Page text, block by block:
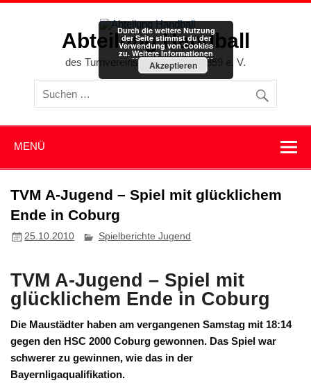
Zum
Abteilung Handball
des Turnvereins Memmingen 1859 e. V.
MENÜ
TVM A-Jugend – Spiel mit glücklichem
Ende in Coburg
25.10.2010 Spielberichte Jugend
TVM A-Jugend – Spiel mit
glücklichem Ende in Coburg
Die Maustädter haben am vergangenen Samstag mit 18:14
gegen den HSC 2000 Coburg gewonnen. Das Spiel war
schwerer zu gewinnen, wie das in der
Bayernligaqualifikation.
Durch die weitere Nutzung
der Seite stimmst du der
Verwendung von Cookies
zu. Weitere Informationen
Akzeptieren